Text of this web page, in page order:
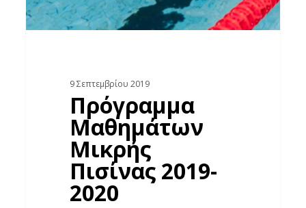
9 Σεπτεμβρίου 2019
Πρόγραμμα
Μαθημάτων
Μικρής
Πισίνας 2019-
2020